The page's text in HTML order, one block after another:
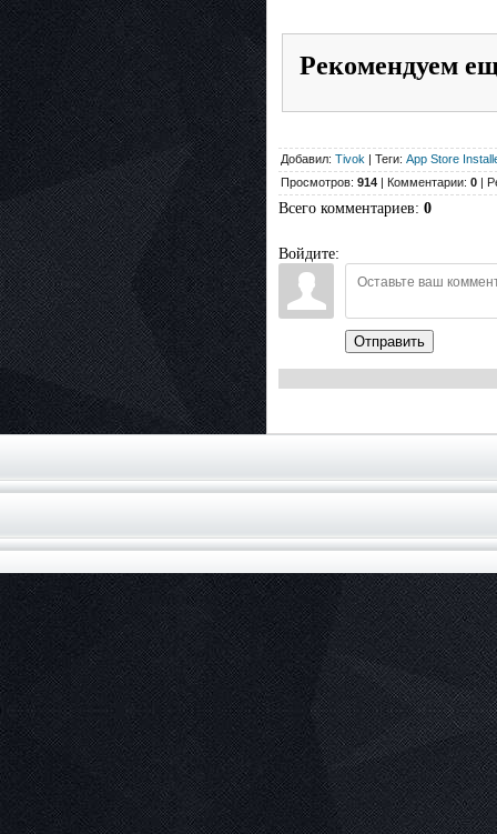
Рекомендуем
Добавил: Tivok | Теги: App Store
Просмотров: 914 | Комментарии: 0 |
Всего комментариев: 0
Войдите:
Отправить